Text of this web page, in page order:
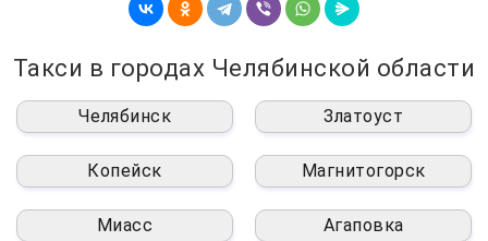
Такси в городах Челябинской области
Челябинск Златоуст
Копейск Магнитогорск
Миасс Агаповка